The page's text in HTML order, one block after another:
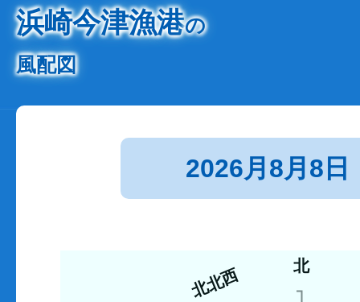
浜崎今津漁港の
風配図
2026月8月8日
北
北北西